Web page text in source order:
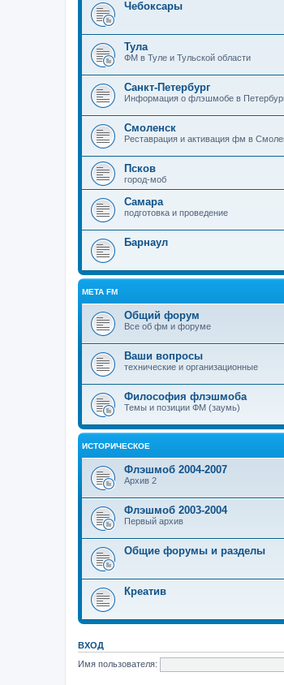
Чебоксары
Тула
ФМ в Туле и Тульской области
Санкт-Петербург
Информация о флэшмобе в
Смоленск
Реставрация и активация фм в
Псков
город-моб
Самара
подготовка и проведение
Барнаул
МЕТА FM
Общий форум
Все об фм и форуме
Ваши вопросы
технические и организационные
Философия флэшмоба
Темы и позиции ФМ (заумь)
ИСТОРИЧЕСКОЕ
Флэшмоб 2004-2007
Архив 2
Флэшмоб 2003-2004
Первый архив
Общие форумы и разделы
Креатив
ВХОД
Имя пользователя: